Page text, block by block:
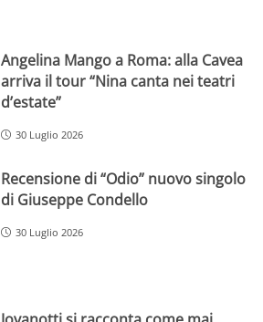
Angelina Mango a Roma: alla Cavea
arriva il tour “Nina canta nei teatri
d’estate”
30 Luglio 2026
Recensione di “Odio” nuovo singolo
di Giuseppe Condello
30 Luglio 2026